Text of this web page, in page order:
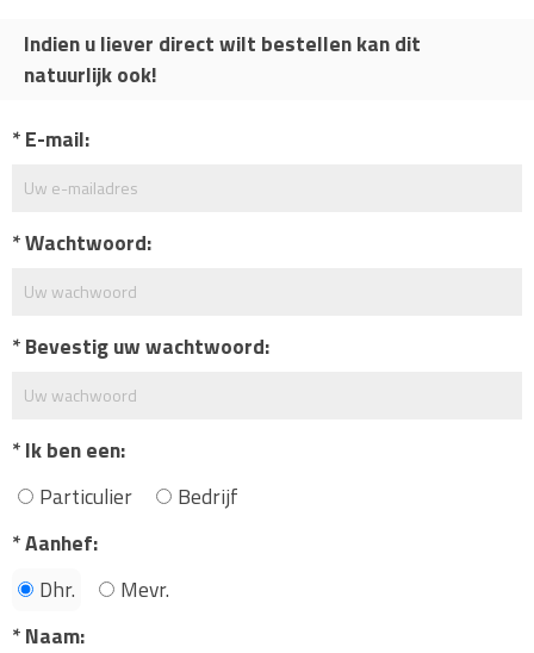
Indien u liever direct wilt bestellen kan dit
natuurlijk ook!
E-mail:
Wachtwoord:
Bevestig uw wachtwoord:
Ik ben een:
Particulier
Bedrijf
Aanhef:
Dhr.
Mevr.
Naam: